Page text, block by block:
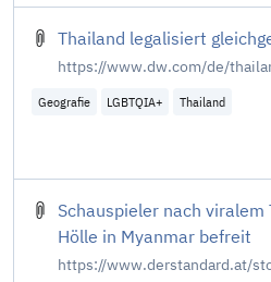
Thailand legalisiert
Geografie LGBTQIA+ Thailand
Schauspieler nach
Hölle in Myanmar befreit